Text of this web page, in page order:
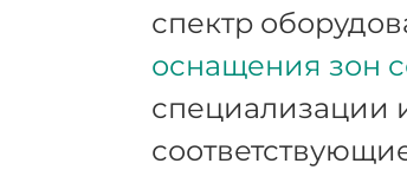
спектр
оснащения зон
специализации